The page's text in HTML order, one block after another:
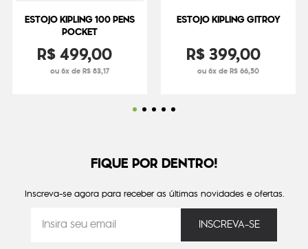
ESTOJO KIPLING 100 PENS
POCKET
R$499,00
ou 6x de R$ 83,17
ESTOJO KIPLING GITROY
R$399,00
ou 6x de R$ 66,50
FIQUE POR DENTRO!
Inscreva-se agora para receber as últimas novidades e ofertas.